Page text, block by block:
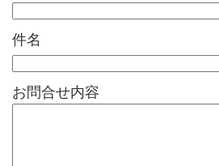
件名
お問合せ内容